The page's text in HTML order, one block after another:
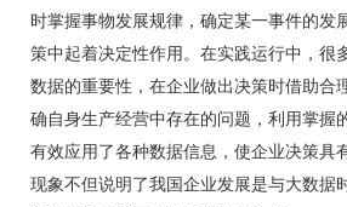
时掌握事物发展规律，确定某一事件的发
策中起着决定性作用。在实践运行中，很
数据的重要性，在企业做出决策时借助合
确自身生产经营中存在的问题，利用掌握
有效应用了各种数据信息，使企业决策具
现象不但说明了我国企业发展是与大数据